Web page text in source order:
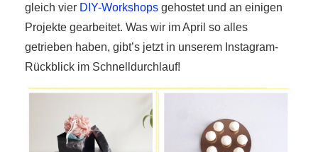
gleich vier DIY-Workshops gehostet und an einigen
Projekte gearbeitet. Was wir im April so alles
getrieben haben, gibt’s jetzt in unserem Instagram-
Rückblick im Schnelldurchlauf!